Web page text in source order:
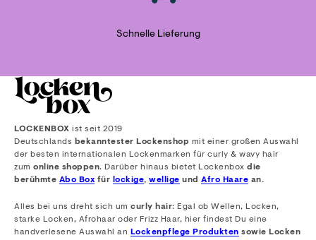
Schnelle Lieferung
LOCKENBOX ist seit 2019
Deutschlands bekanntester Lockenshop mit einer großen Auswahl
der besten internationalen Lockenmarken für curly & wavy hair
zum online shoppen. Darüber hinaus bietet Lockenbox die
berühmte Abo Box für lockige, wellige und Afro Haare an.
Alles bei uns dreht sich um curly hair: Egal ob Wellen, Locken,
starke Locken, Afrohaar oder Frizz Haar, hier findest Du eine
handverlesene Auswahl an Lockenpflege Produkten sowie Locken